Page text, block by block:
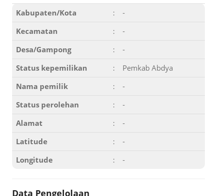
Kabupaten/Kota :
-
Kecamatan
:
-
Desa/Gampong
:
-
Status kepemilikan
:
Pemkab Abdya
Nama pemilik
:
-
Status perolehan
:
-
Alamat
:
-
Latitude
:
-
Longitude
: -
Data Pengelolaan